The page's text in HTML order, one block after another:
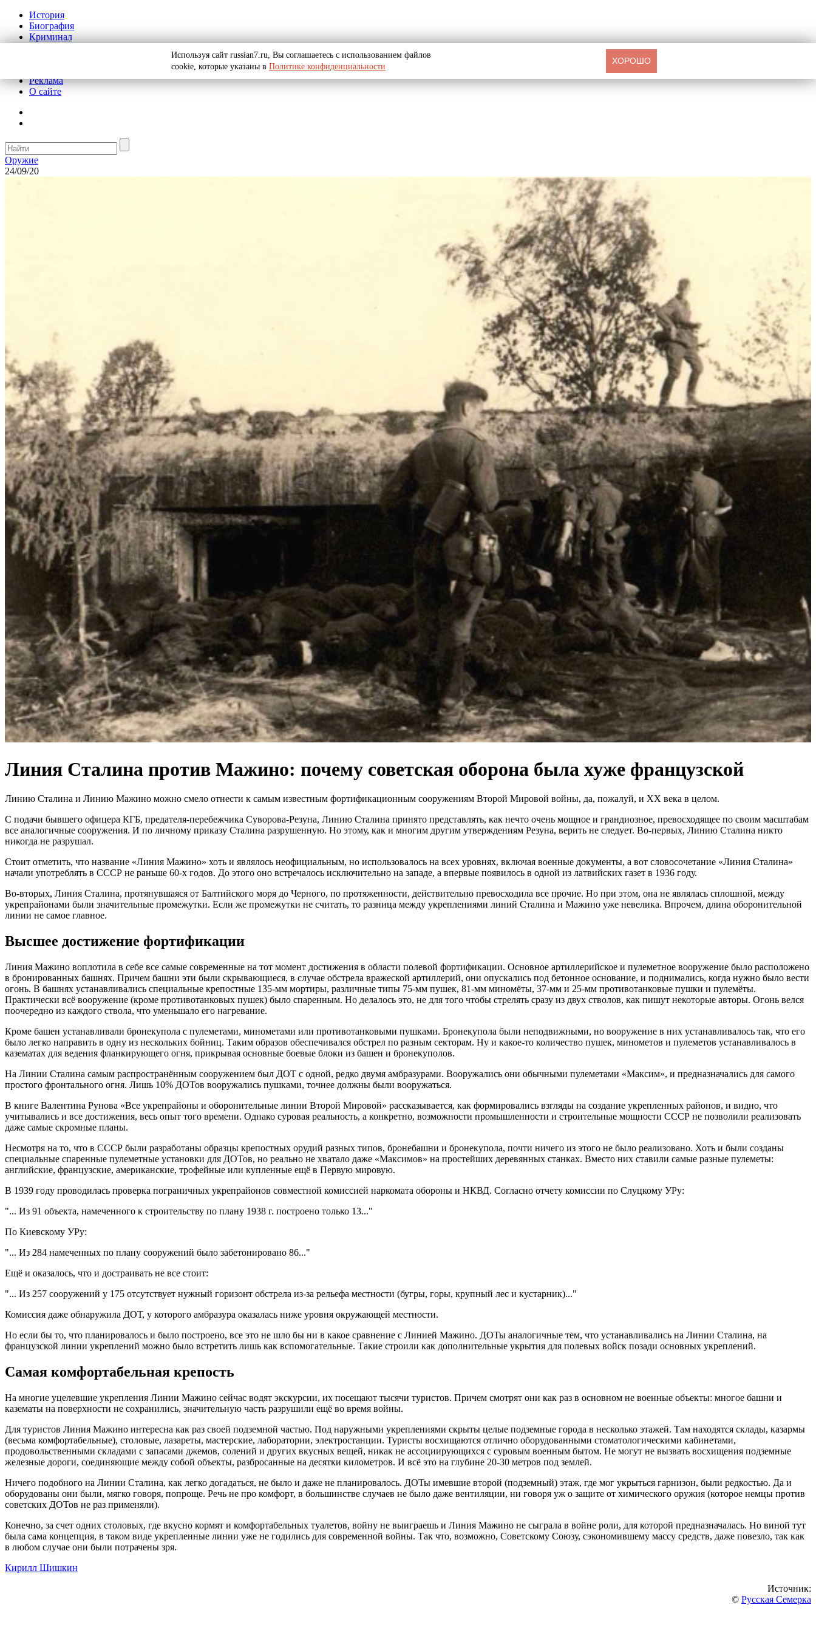
История
Биография
Криминал
Реклама
О сайте
Оружие
24/09/20
Линия Сталина против Мажино: почему советская оборона была хуже французской
Линию Сталина и Линию Мажино можно смело отнести к самым известным фортификационным сооружениям Второй Мировой войны, да, пожалуй, и ХХ века в целом.
С подачи бывшего офицера КГБ, предателя-перебежчика Суворова-Резуна, Линию Сталина принято представлять, как нечто очень мощное и грандиозное, превосходящее по своим масштабам
все аналогичные сооружения. И по личному приказу Сталина разрушенную. Но этому, как и многим другим утверждениям Резуна, верить не следует. Во-первых, Линию Сталина никто
никогда не разрушал.
Стоит отметить, что название «Линия Мажино» хоть и являлось неофициальным, но использовалось на всех уровнях, включая военные документы, а вот словосочетание «Линия Сталина»
начали употреблять в СССР не раньше 60-х годов. До этого оно встречалось исключительно на западе, а впервые появилось в одной из латвийских газет в 1936 году.
Во-вторых, Линия Сталина, протянувшаяся от Балтийского моря до Черного, по протяженности, действительно превосходила все прочие. Но при этом, она не являлась сплошной, между
укрепрайонами были значительные промежутки. Если же промежутки не считать, то разница между укреплениями линий Сталина и Мажино уже невелика. Впрочем, длина оборонительной
линии не самое главное.
Высшее достижение фортификации
Линия Мажино воплотила в себе все самые современные на тот момент достижения в области полевой фортификации. Основное артиллерийское и пулеметное вооружение было расположено
в бронированных башнях. Причем башни эти были скрывающиеся, в случае обстрела вражеской артиллерий, они опускались под бетонное основание, и поднимались, когда нужно было вести
огонь. В башнях устанавливались специальные крепостные 135-мм мортиры, различные типы 75-мм пушек, 81-мм миномёты, 37-мм и 25-мм противотанковые пушки и пулемёты.
Практически всё вооружение (кроме противотанковых пушек) было спаренным. Но делалось это, не для того чтобы стрелять сразу из двух стволов, как пишут некоторые авторы. Огонь велся
поочередно из каждого ствола, что уменьшало его нагревание.
Кроме башен устанавливали бронекупола с пулеметами, минометами или противотанковыми пушками. Бронекупола были неподвижными, но вооружение в них устанавливалось так, что его
было легко направить в одну из нескольких бойниц. Таким образов обеспечивался обстрел по разным секторам. Ну и какое-то количество пушек, минометов и пулеметов устанавливалось в
казематах для ведения фланкирующего огня, прикрывая основные боевые блоки из башен и бронекуполов.
На Линии Сталина самым распространённым сооружением был ДОТ с одной, редко двумя амбразурами. Вооружались они обычными пулеметами «Максим», и предназначались для самого
простого фронтального огня. Лишь 10% ДОТов вооружались пушками, точнее должны были вооружаться.
В книге Валентина Рунова «Все укрепрайоны и оборонительные линии Второй Мировой» рассказывается, как формировались взгляды на создание укрепленных районов, и видно, что
учитывались и все достижения, весь опыт того времени. Однако суровая реальность, а конкретно, возможности промышленности и строительные мощности СССР не позволили реализовать
даже самые скромные планы.
Несмотря на то, что в СССР были разработаны образцы крепостных орудий разных типов, бронебашни и бронекупола, почти ничего из этого не было реализовано. Хоть и были созданы
специальные спаренные пулеметные установки для ДОТов, но реально не хватало даже «Максимов» на простейших деревянных станках. Вместо них ставили самые разные пулеметы:
английские, французские, американские, трофейные или купленные ещё в Первую мировую.
В 1939 году проводилась проверка пограничных укрепрайонов совместной комиссией наркомата обороны и НКВД. Согласно отчету комиссии по Слуцкому УРу:
"... Из 91 объекта, намеченного к строительству по плану 1938 г. построено только 13..."
По Киевскому УРу:
"... Из 284 намеченных по плану сооружений было забетонировано 86..."
Ещё и оказалось, что и достраивать не все стоит:
"... Из 257 сооружений у 175 отсутствует нужный горизонт обстрела из-за рельефа местности (бугры, горы, крупный лес и кустарник)..."
Комиссия даже обнаружила ДОТ, у которого амбразура оказалась ниже уровня окружающей местности.
Но если бы то, что планировалось и было построено, все это не шло бы ни в какое сравнение с Линией Мажино. ДОТы аналогичные тем, что устанавливались на Линии Сталина, на
французской линии укреплений можно было встретить лишь как вспомогательные. Такие строили как дополнительные укрытия для полевых войск позади основных укреплений.
Самая комфортабельная крепость
На многие уцелевшие укрепления Линии Мажино сейчас водят экскурсии, их посещают тысячи туристов. Причем смотрят они как раз в основном не военные объекты: многое башни и
казематы на поверхности не сохранились, значительную часть разрушили ещё во время войны.
Для туристов Линия Мажино интересна как раз своей подземной частью. Под наружными укреплениями скрыты целые подземные города в несколько этажей. Там находятся склады, казармы
(весьма комфортабельные), столовые, лазареты, мастерские, лаборатории, электростанции. Туристы восхищаются отлично оборудованными стоматологическими кабинетами,
продовольственными складами с запасами джемов, солений и других вкусных вещей, никак не ассоциирующихся с суровым военным бытом. Не могут не вызвать восхищения подземные
железные дороги, соединяющие между собой объекты, разбросанные на десятки километров. И всё это на глубине 20-30 метров под землей.
Ничего подобного на Линии Сталина, как легко догадаться, не было и даже не планировалось. ДОТы имевшие второй (подземный) этаж, где мог укрыться гарнизон, были редкостью. Да и
оборудованы они были, мягко говоря, попроще. Речь не про комфорт, в большинстве случаев не было даже вентиляции, ни говоря уж о защите от химического оружия (которое немцы против
советских ДОТов не раз применяли).
Конечно, за счет одних столовых, где вкусно кормят и комфортабельных туалетов, войну не выиграешь и Линия Мажино не сыграла в войне роли, для которой предназначалась. Но виной тут
была сама концепция, в таком виде укрепленные линии уже не годились для современной войны. Так что, возможно, Советскому Союзу, сэкономившему массу средств, даже повезло, так как
в любом случае они были потрачены зря.
Кирилл Шишкин
Источник:
© Русская Семерка
Используя сайт russian7.ru, Вы соглашаетесь с использованием файлов
cookie, которые указаны в Политике конфиденциальности
ХОРОШО